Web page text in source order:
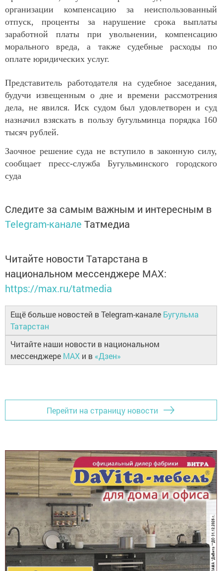
организации компенсацию за неиспользованный
отпуск, проценты за нарушение срока выплаты
заработной платы при увольнении, компенсацию
морального вреда, а также судебные расходы по
оплате юридических услуг.
Представитель работодателя на судебное заседания,
будучи извещенным о дне и времени рассмотрения
дела, не явился. Иск судом был удовлетворен и суд
назначил взяскать в пользу бугульминца порядка 160
тысяч рублей.
Заочное решение суда не вступило в законную силу,
сообщает пресс-служба Бугульминского городского
суда
Следите за самым важным и интересным в
Telegram-канале Татмедиа
Читайте новости Татарстана в
национальном мессенджере MАХ:
https://max.ru/tatmedia
Ещё больше новостей в Telegram-канале Бугульма
Татарстан
Читайте наши новости в национальном
мессенджере MAX и в «Дзен»
Перейти на страницу новости